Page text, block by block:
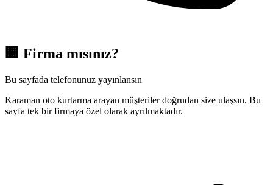
🏢 Firma mısınız?
Bu sayfada telefonunuz yayınlansın
Karaman oto kurtarma arayan müşteriler doğrudan size ulaşsın. Bu
sayfa tek bir firmaya özel olarak ayrılmaktadır.